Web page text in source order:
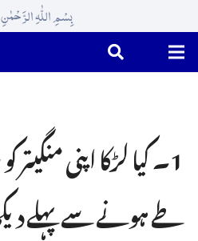
بِسْمِ اللّٰہِ
1۔ کیا لڑکا اپنی
طے ہونے سے پہلے